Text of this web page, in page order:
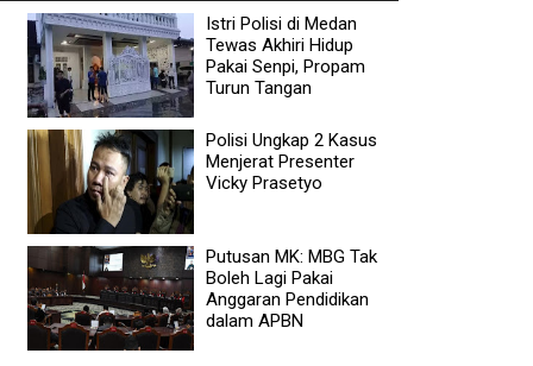
Istri Polisi di Medan
Tewas Akhiri Hidup
Pakai Senpi, Propam
Turun Tangan
Polisi Ungkap 2 Kasus
Menjerat Presenter
Vicky Prasetyo
Putusan MK: MBG Tak
Boleh Lagi Pakai
Anggaran Pendidikan
dalam APBN